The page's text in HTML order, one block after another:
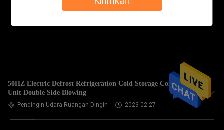
50HZ Electric Defrost Refrigeration Cold Storage Condensing
Unit Double Side Blowing
Pendingin Udara Ruangan Dingin 2023-02-27